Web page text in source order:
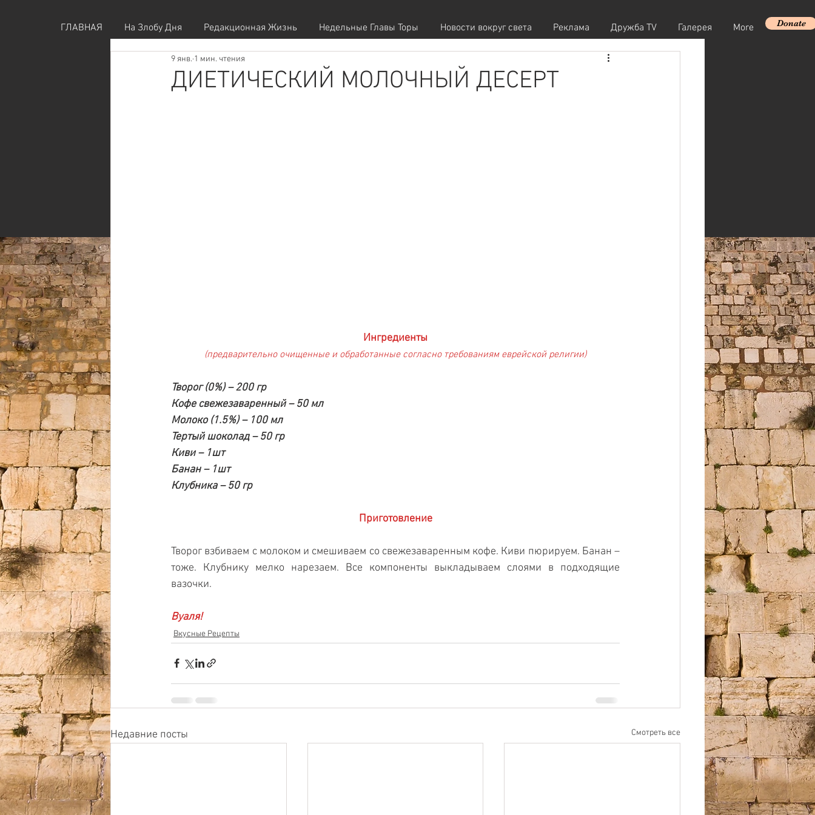
ГЛАВНАЯ На Злобу Дня Редакционная Жизнь Недельные Главы Торы Новости вокруг света Реклама Дружба TV Галерея More Donate
ДИЕТИЧЕСКИЙ МОЛОЧНЫЙ ДЕСЕРТ
9 янв. 1 мин. чтения
Ингредиенты
(предварительно очищенные и обработанные согласно требованиям еврейской религии)
Творог (0%) – 200 гр
Кофе свежезаваренный – 50 мл
Молоко (1.5%) – 100 мл
Тертый шоколад – 50 гр
Киви – 1шт
Банан – 1шт
Клубника – 50 гр
Приготовление
Творог взбиваем с молоком и смешиваем со свежезаваренным кофе. Киви пюрируем. Банан –
тоже. Клубнику мелко нарезаем. Все компоненты выкладываем слоями в подходящие
вазочки.
Вуаля!
Вкусные Рецепты
Недавние посты Смотреть все